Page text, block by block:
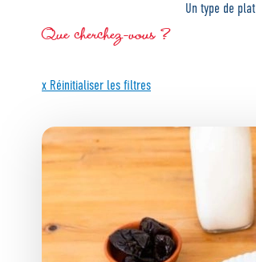
Que cherchez-vous ?
Un type de plat
x Réinitialiser les filtres